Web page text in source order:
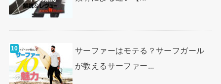
サーファーはモテる？サーフガール
が教えるサーファー...